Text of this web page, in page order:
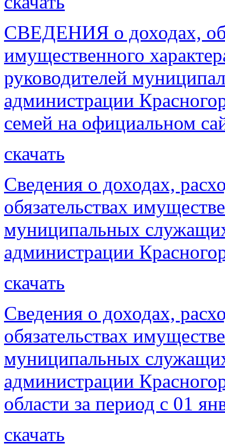
СВЕДЕНИЯ о доходах, об
имущественного
руководителей
администрации
семей на официальном
скачать
Сведения о доходах,
обязательствах
муниципальных
администрации
скачать
Сведения о доходах,
обязательствах
муниципальных
администрации
области за период с 01
скачать